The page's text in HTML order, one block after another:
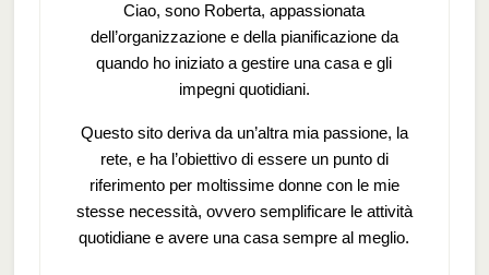
Ciao, sono Roberta, appassionata
dell’organizzazione e della pianificazione da
quando ho iniziato a gestire una casa e gli
impegni quotidiani.
Questo sito deriva da un’altra mia passione, la
rete, e ha l’obiettivo di essere un punto di
riferimento per moltissime donne con le mie
stesse necessità, ovvero semplificare le attività
quotidiane e avere una casa sempre al meglio.